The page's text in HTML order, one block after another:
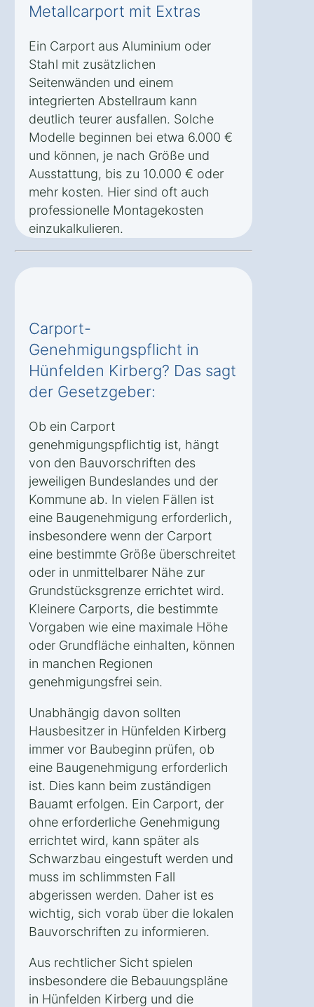
Metallcarport mit Extras
Ein Carport aus Aluminium oder
Stahl mit zusätzlichen
Seitenwänden und einem
integrierten Abstellraum kann
deutlich teurer ausfallen. Solche
Modelle beginnen bei etwa 6.000 €
und können, je nach Größe und
Ausstattung, bis zu 10.000 € oder
mehr kosten. Hier sind oft auch
professionelle Montagekosten
einzukalkulieren.
Carport-
Genehmigungspflicht in
Hünfelden Kirberg? Das sagt
der Gesetzgeber:
Ob ein Carport
genehmigungspflichtig ist, hängt
von den Bauvorschriften des
jeweiligen Bundeslandes und der
Kommune ab. In vielen Fällen ist
eine Baugenehmigung erforderlich,
insbesondere wenn der Carport
eine bestimmte Größe überschreitet
oder in unmittelbarer Nähe zur
Grundstücksgrenze errichtet wird.
Kleinere Carports, die bestimmte
Vorgaben wie eine maximale Höhe
oder Grundfläche einhalten, können
in manchen Regionen
genehmigungsfrei sein.
Unabhängig davon sollten
Hausbesitzer in Hünfelden Kirberg
immer vor Baubeginn prüfen, ob
eine Baugenehmigung erforderlich
ist. Dies kann beim zuständigen
Bauamt erfolgen. Ein Carport, der
ohne erforderliche Genehmigung
errichtet wird, kann später als
Schwarzbau eingestuft werden und
muss im schlimmsten Fall
abgerissen werden. Daher ist es
wichtig, sich vorab über die lokalen
Bauvorschriften zu informieren.
Aus rechtlicher Sicht spielen
insbesondere die Bebauungspläne
in Hünfelden Kirberg und die